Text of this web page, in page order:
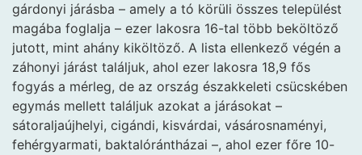
gárdonyi járásba – amely a tó körüli összes települést
magába foglalja – ezer lakosra 16-tal több beköltöző
jutott, mint ahány kiköltöző. A lista ellenkező végén a
záhonyi járást találjuk, ahol ezer lakosra 18,9 fős
fogyás a mérleg, de az ország északkeleti csücskében
egymás mellett találjuk azokat a járásokat –
sátoraljaújhelyi, cigándi, kisvárdai, vásárosnaményi,
fehérgyarmati, baktalórántházai –, ahol ezer főre 10-